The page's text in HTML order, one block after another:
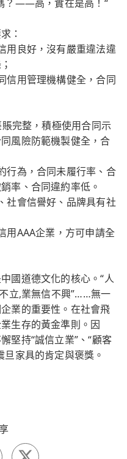
？——高，實在是高！“
：
用良好，沒有嚴重違法違
信用管理機構健全，合同
完整，積極使用合同示
風險防範機製健全，合
行為，合同未履行率、合
率、合同違約率低。
社會信譽好、品牌具有社
用AAA企業，方可申請全
國道德文化的核心。“人
立,業無信不興”……無一
業的重要性。在社會飛
生存的黃金準則。因
堅持“誠信立業”、“顧客
家具的肯定與褒獎。